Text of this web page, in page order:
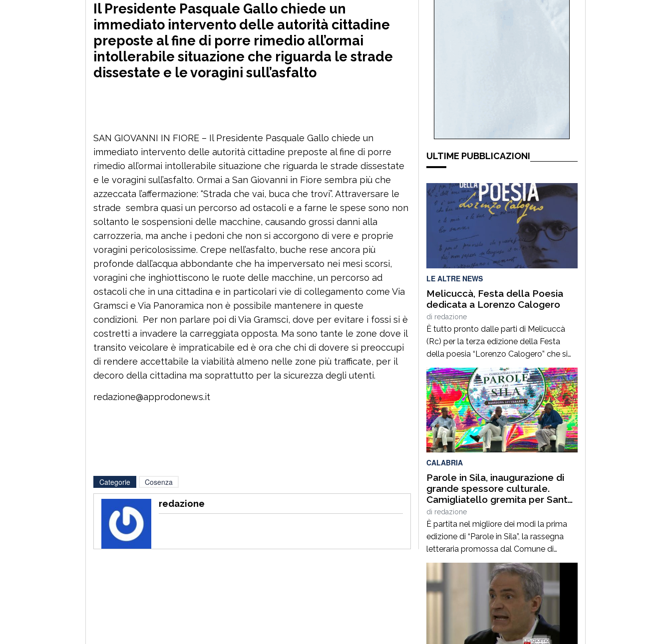
Il Presidente Pasquale Gallo chiede un
immediato intervento delle autorità cittadine
preposte al fine di porre rimedio all’ormai
intollerabile situazione che riguarda le strade
dissestate e le voragini sull’asfalto
SAN GIOVANNI IN FIORE – Il Presidente Pasquale Gallo chiede un
immediato intervento delle autorità cittadine preposte al fine di porre
rimedio all’ormai intollerabile situazione che riguarda le strade dissestate
e le voragini sull’asfalto. Ormai a San Giovanni in Fiore sembra più che
azzeccata l’affermazione: “Strada che vai, buca che trovi”. Attraversare le
strade sembra quasi un percorso ad ostacoli e a farne le spese sono non
soltanto le sospensioni delle macchine, causando grossi danni alla
carrozzeria, ma anche i pedoni che non si accorgono di vere e proprie
voragini pericolosissime. Crepe nell’asfalto, buche rese ancora più
profonde dall’acqua abbondante che ha imperversato nei mesi scorsi,
voragini che inghiottiscono le ruote delle macchine, un percorso ad
ostacoli che in una cittadina e in particolari vie di collegamento come Via
Gramsci e Via Panoramica non è possibile mantenere in queste
condizioni. Per non parlare poi di Via Gramsci, dove per evitare i fossi si è
costretti a invadere la carreggiata opposta. Ma sono tante le zone dove il
transito veicolare è impraticabile ed è ora che chi di dovere si preoccupi
di rendere accettabile la viabilità almeno nelle zone più trafficate, per il
decoro della cittadina ma soprattutto per la sicurezza degli utenti.
redazione@approdonews.it
Categorie Cosenza
redazione
ULTIME PUBBLICAZIONI
LE ALTRE NEWS
Melicuccà, Festa della Poesia
dedicata a Lorenzo Calogero
di redazione
È tutto pronto dalle parti di Melicuccà
(Rc) per la terza edizione della Festa
della poesia “Lorenzo Calogero” che si
terrà dal 6 all’11 agosto. Dopo il successo
delle prime due edizioni, nel 2024 e nel
2025, che hanno portato nell’entroterra
calabrese autorevoli protagonisti della
cultura italiana e internazionale, anche
per quest’annoLYRIKS – Laboratorio
Interdisciplinare […]
CALABRIA
Parole in Sila, inaugurazione di
grande spessore culturale.
Camigliatello gremita per Santo
Gioffrè e il Procuratore Aggiunto
Stefano Musolino
di redazione
È partita nel migliore dei modi la prima
edizione di “Parole in Sila”, la rassegna
letteraria promossa dal Comune di
Spezzano della Sila e diretta dal
giornalista Pasquale Motta, che fino al 19
agosto porterà a Camigliatello Silano
alcuni tra i più autorevoli protagonisti del
panorama culturale e istituzionale
italiano. Nella splendida cornice di Piazza